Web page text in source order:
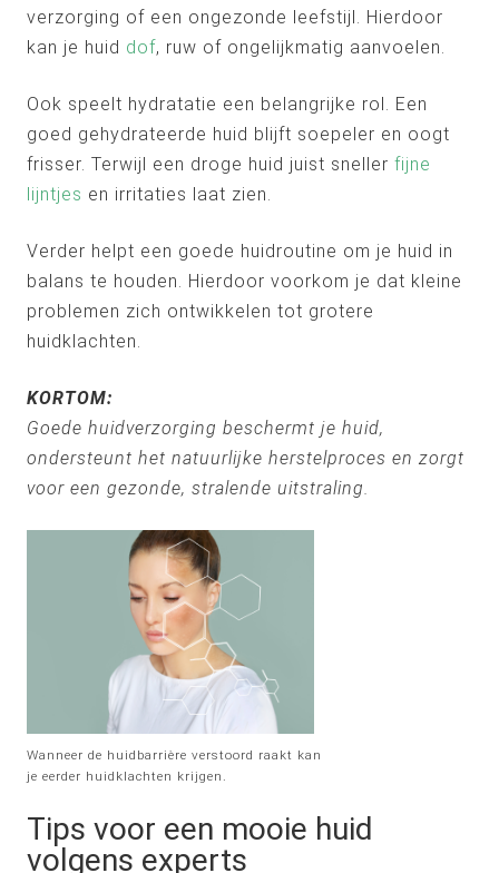
verzorging of een ongezonde leefstijl. Hierdoor
kan je huid dof, ruw of ongelijkmatig aanvoelen.
Ook speelt hydratatie een belangrijke rol. Een
goed gehydrateerde huid blijft soepeler en oogt
frisser. Terwijl een droge huid juist sneller fijne
lijntjes en irritaties laat zien.
Verder helpt een goede huidroutine om je huid in
balans te houden. Hierdoor voorkom je dat kleine
problemen zich ontwikkelen tot grotere
huidklachten.
KORTOM:
Goede huidverzorging beschermt je huid,
ondersteunt het natuurlijke herstelproces en zorgt
voor een gezonde, stralende uitstraling.
Wanneer de huidbarrière verstoord raakt kan
je eerder huidklachten krijgen.
Tips voor een mooie huid
volgens experts